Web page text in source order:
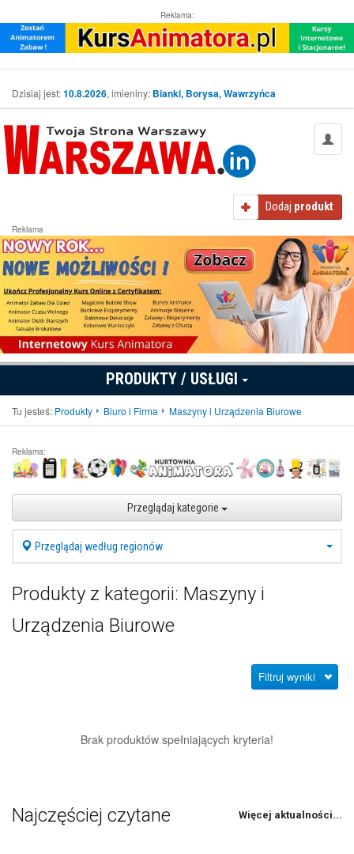
Reklama:
Dzisiaj jest:10.8.2026, imieniny: Bianki, Borysa, Wawrzyńca
Dodaj produkt
Reklama
PRODUKTY / USŁUGI
Tu jesteś: Produkty Biuro i Firma Maszyny i Urządzenia Biurowe
Reklama:
Przeglądaj kategorie
Przeglądaj według regionów
Produkty z kategorii: Maszyny i
Urządzenia Biurowe
Filtruj wyniki
Brak produktów spełniających kryteria!
Najczęściej czytane Więcej aktualności...